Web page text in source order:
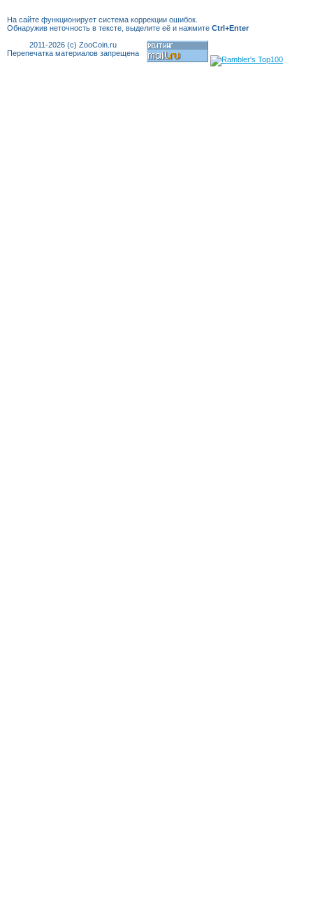
2011-2026 (c) ZooCoin.ru
Перепечатка материалов запрещена
На сайте функционирует система коррекции ошибок.
Обнаружив неточность в тексте, выделите её и нажмите Ctrl+Enter